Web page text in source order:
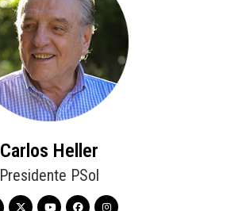
Carlos Heller
Presidente PSol